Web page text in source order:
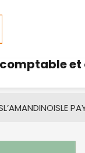
L’AMANDINOISLE